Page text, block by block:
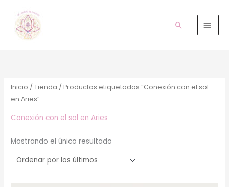
contenido
Buscar
Inicio /Tienda / Productos etiquetados “Conexión con el sol
en Aries”
Conexión con el sol en Aries
Mostrando el único resultado